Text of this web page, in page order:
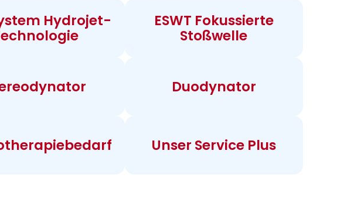
Hydrojet-
ESWT Fokussierte
Stoßwelle
Duodynator
Unser Service Plus